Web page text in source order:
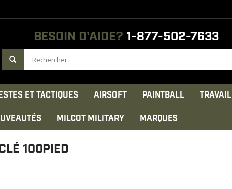
BESOIN D'AIDE? 1-877-502-7633
ET TACTIQUES AIRSOFT PAINTBALL TRAVAIL
MILCOT MILITARY MARQUES
100PIED